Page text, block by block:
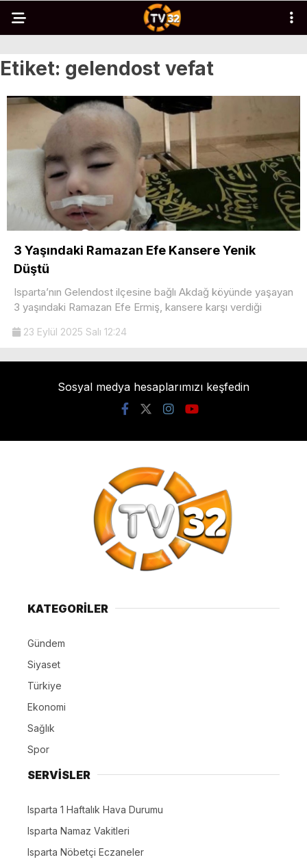
Etiket: gelendost vefat
3 Yaşındaki Ramazan Efe Kansere Yenik
Düştü
Isparta’nın Gelendost ilçesine bağlı Akdağ köyünde yaşayan
3 yaşındaki Ramazan Efe Ermiş, kansere karşı verdiği
23 Eylül 2025 Salı 12:24
Sosyal medya hesaplarımızı keşfedin
KATEGORİLER
Gündem
Siyaset
Türkiye
Ekonomi
Sağlık
Spor
SERVİSLER
Isparta 1 Haftalık Hava Durumu
Isparta Namaz Vakitleri
Isparta Nöbetçi Eczaneler